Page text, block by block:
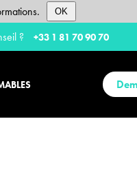
OK
? +33 1 81 70 90 70